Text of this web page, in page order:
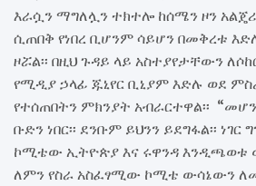
እራሷን ማግለሏን ተክተሎ ከሰሜን ዞን
ሲጠበቅ የነበረ ቢሆንም ሳይሆን በመቅረቱ
ዞሯል፡፡ በዚህ ጉዳይ ላይ አስተያየታቸውን
የሚዲያ ኃላፊ ጁኒየር ቢኒያም እድሉ ወደ
የተሰጠበትን ምክንያት አብራርተዋል፡፡ “መሆን
ቡድን ነበር፡፡ ደንቡም ይህንን ይደግፋል፡፡ ነገር
ኮሚቴው ኢትዮጵያ እና ሩዋንዳ እንዲጫወቱ
ለምን የስራ አስፈፃሚው ኮሚቴ ውሳኔውን